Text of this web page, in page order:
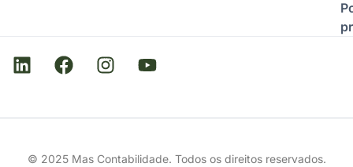
© 2025 Mas Contabilidade. Todos os direitos reservados.